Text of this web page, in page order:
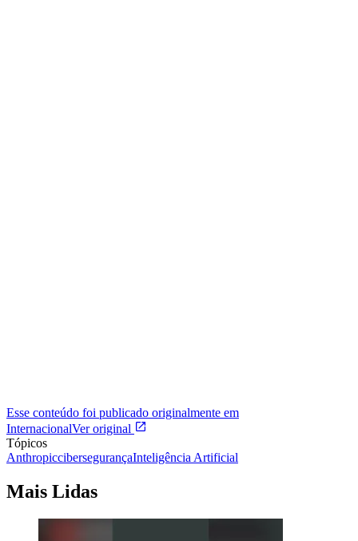
Esse conteúdo foi publicado originalmente em
InternacionalVer original
Tópicos
AnthropiccibersegurançaInteligência Artificial
Mais Lidas